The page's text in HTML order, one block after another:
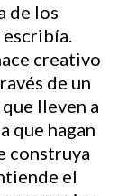
de los
escribía.
creativo
de un
lleven a
que hagan
construya
el